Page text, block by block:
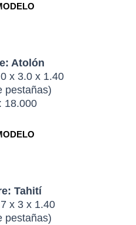
Atolón
x 3.0 x 1.40
pestañas)
18.000
Tahití
x 3 x 1.40
pestañas)